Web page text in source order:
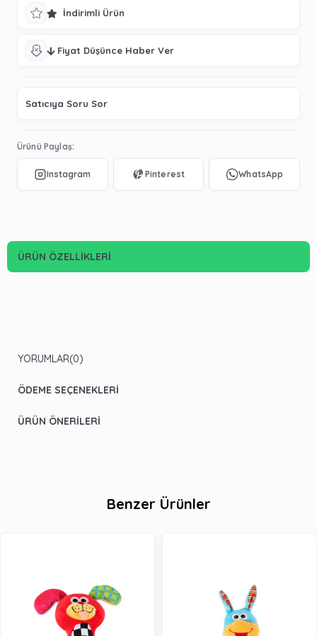
İndirimli Ürün
Fiyat Düşünce Haber Ver
Satıcıya Soru Sor
Ürünü Paylaş:
ÜRÜN ÖZELLIKLERI
YORUMLAR(0)
ÖDEME SEÇENEKLERI
ÜRÜN ÖNERILERI
Benzer Ürünler